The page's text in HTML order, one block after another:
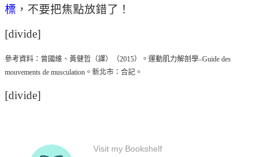
標 ，不要把焦點放錯了！
[divide]
參考資料：曾國維、黃健哲（譯）（2015）。運動肌力解剖學–Guide des
mouvements de musculation。新北市：合記。
[divide]